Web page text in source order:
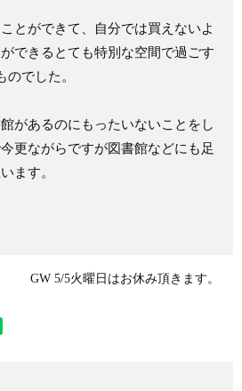
とができて、自分では買えないよ
できるとても特別な空間で過ごす
のでした。
があるのにもったいないことをし
更ながらですが図書館などにも足
ます。
GW 5/5火曜日はお休み頂きます。